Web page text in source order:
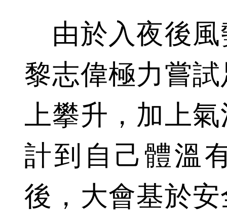
由於入夜後風
黎志偉極力嘗
上攀升，加上
計到自己體溫
後，大會基於